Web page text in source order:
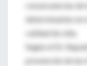
consecuencias
determinantes
calidad de vida.
Según el Dr.
prevención de las